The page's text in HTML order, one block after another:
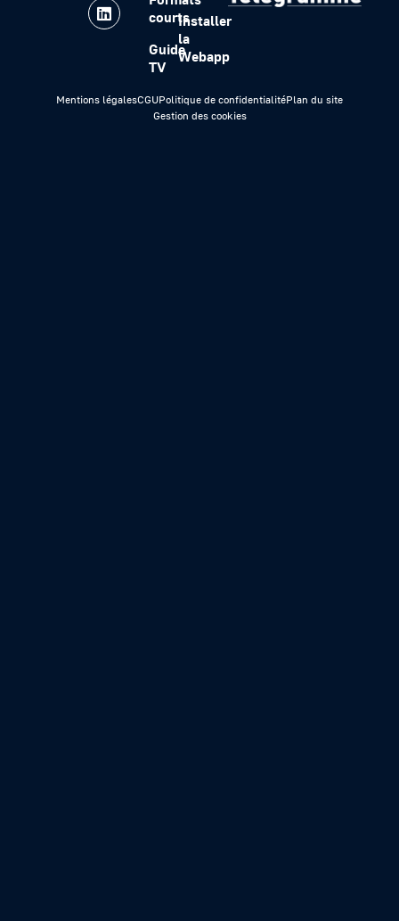
courts
Guide
TV
Installer
la
Webapp
Mentions légalesCGUPolitique de confidentialitéPlan du site
Gestion des cookies